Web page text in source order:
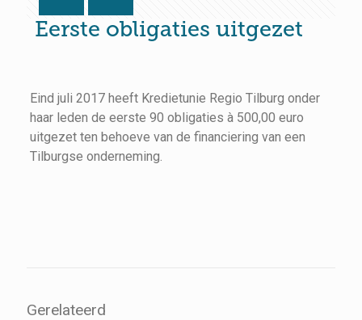
Eerste obligaties uitgezet
Eind juli 2017 heeft Kredietunie Regio Tilburg onder
haar leden de eerste 90 obligaties à 500,00 euro
uitgezet ten behoeve van de financiering van een
Tilburgse onderneming.
Gerelateerd